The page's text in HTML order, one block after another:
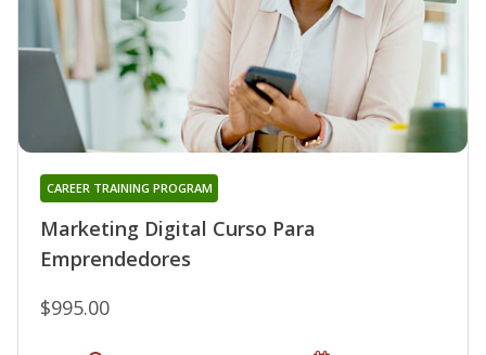
Marketing Digital Curso Para
Emprendedores
CAREER TRAINING PROGRAM
$995.00